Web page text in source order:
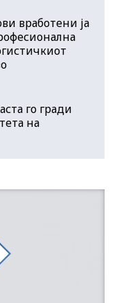
вработени ја
го гради
на